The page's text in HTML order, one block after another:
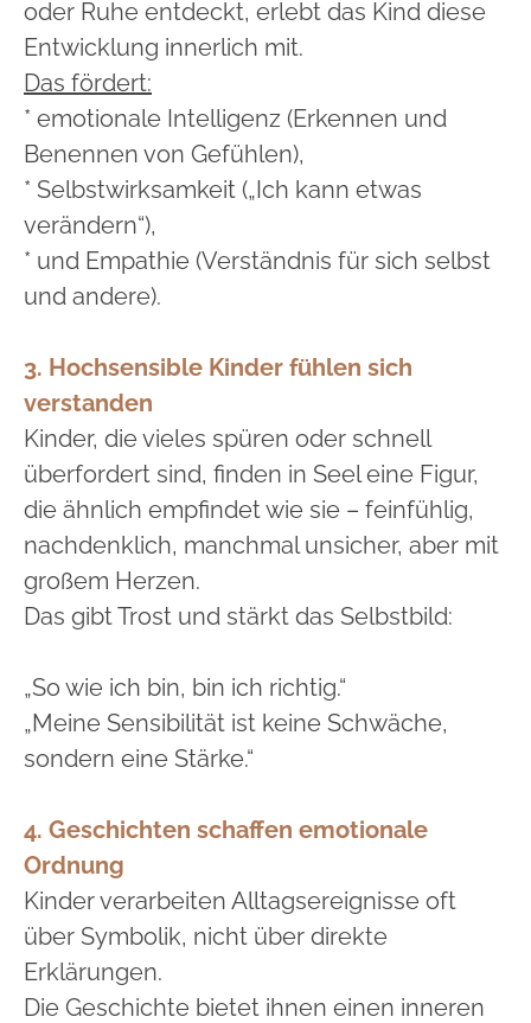
oder Ruhe entdeckt, erlebt das Kind diese
Entwicklung innerlich mit.
Das fördert:
* emotionale Intelligenz (Erkennen und
Benennen von Gefühlen),
* Selbstwirksamkeit („Ich kann etwas
verändern“),
* und Empathie (Verständnis für sich selbst
und andere).
3. Hochsensible Kinder fühlen sich
verstanden
Kinder, die vieles spüren oder schnell
überfordert sind, finden in Seel eine Figur,
die ähnlich empfindet wie sie – feinfühlig,
nachdenklich, manchmal unsicher, aber mit
großem Herzen.
Das gibt Trost und stärkt das Selbstbild:
„So wie ich bin, bin ich richtig.“
„Meine Sensibilität ist keine Schwäche,
sondern eine Stärke.“
4. Geschichten schaffen emotionale
Ordnung
Kinder verarbeiten Alltagsereignisse oft
über Symbolik, nicht über direkte
Erklärungen.
Die Geschichte bietet ihnen einen inneren